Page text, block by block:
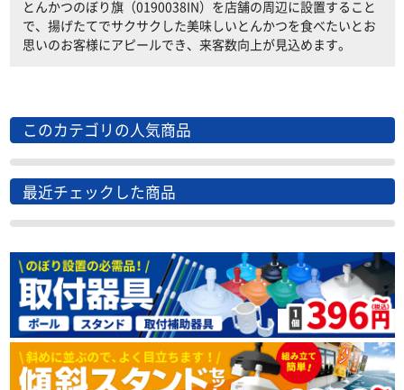
とんかつのぼり旗（0190038IN）を店舗の周辺に設置すること
で、揚げたてでサクサクした美味しいとんかつを食べたいとお
思いのお客様にアピールでき、来客数向上が見込めます。
このカテゴリの人気商品
最近チェックした商品